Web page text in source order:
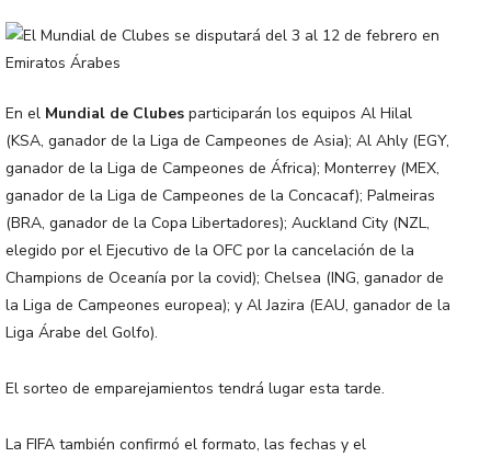
En el Mundial de Clubes participarán los equipos Al Hilal
(KSA, ganador de la Liga de Campeones de Asia); Al Ahly (EGY,
ganador de la Liga de Campeones de África); Monterrey (MEX,
ganador de la Liga de Campeones de la Concacaf); Palmeiras
(BRA, ganador de la Copa Libertadores); Auckland City (NZL,
elegido por el Ejecutivo de la OFC por la cancelación de la
Champions de Oceanía por la covid); Chelsea (ING, ganador de
la Liga de Campeones europea); y Al Jazira (EAU, ganador de la
Liga Árabe del Golfo).
El sorteo de emparejamientos tendrá lugar esta tarde.
La FIFA también confirmó el formato, las fechas y el